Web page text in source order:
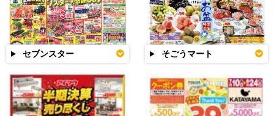
セブンスター そごうマート